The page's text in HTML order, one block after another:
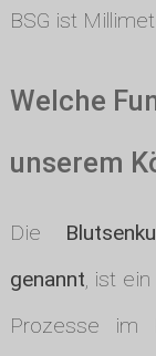
BSG ist
Welche
unserem
Die
genannt, ist
Prozesse im